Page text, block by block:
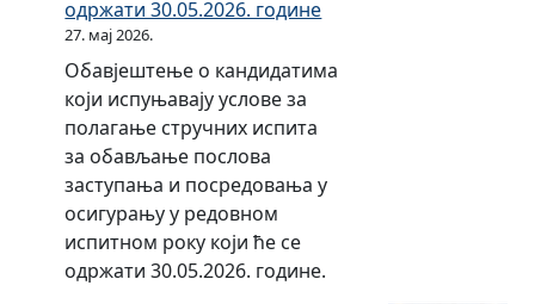
а
у
н
о
в
о
д
с
т
н
т
е
м
у
к
о
р
и
одржати 30.05.2026. године
27. мај 2026.
Обавјештење о кандидатима
који испуњавају услове за
полагање стручних испита
за обављање послова
заступања и посредовања у
осигурању у редовном
испитном року који ће се
одржати 30.05.2026. године.